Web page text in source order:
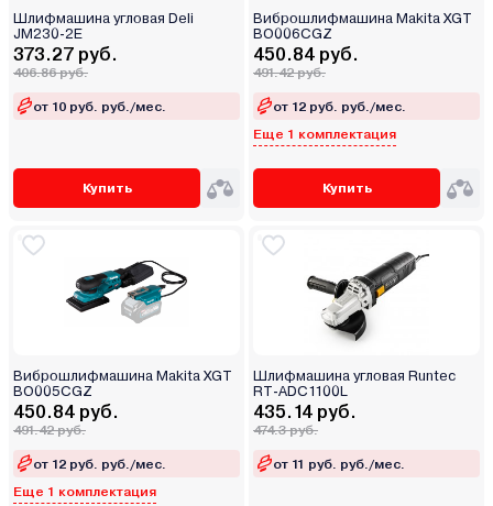
Шлифмашина угловая Deli
JM230-2E
373.27 руб.
406.86 руб.
от 10 руб. руб./мес.
Купить
Виброшлифмашина Makita XGT
BO006CGZ
450.84 руб.
491.42 руб.
от 12 руб. руб./мес.
Еще 1 комплектация
Купить
Виброшлифмашина Makita XGT
BO005CGZ
450.84 руб.
491.42 руб.
от 12 руб. руб./мес.
Еще 1 комплектация
Шлифмашина угловая Runtec
RT-ADC1100L
435.14 руб.
474.3 руб.
от 11 руб. руб./мес.